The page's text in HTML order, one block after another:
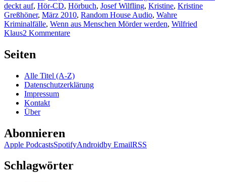
deckt auf, Hör-CD, Hörbuch, Josef Wilfling, Kristine, Kristine
Greßhöner, März 2010, Random House Audio, Wahre
Kriminalfälle, Wenn aus Menschen Mörder werden, Wilfried
Klaus2 Kommentarezu
–
Abgründe
Seiten
Alle Titel (A-Z)
Datenschutzerklärung
Impressum
Kontakt
Über
Abonnieren
Apple PodcastsSpotifyAndroidby EmailRSS
Schlagwörter